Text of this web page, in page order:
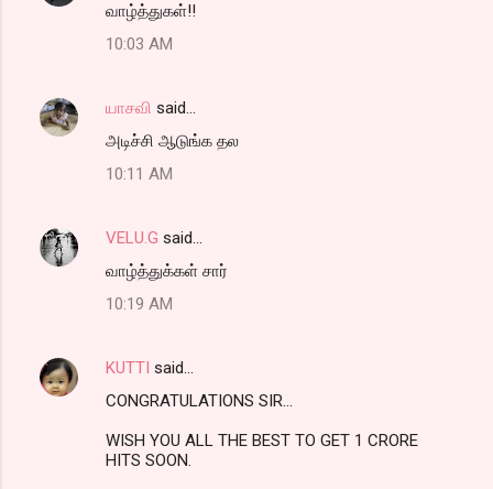
வாழ்த்துகள்!!
10:03 AM
யாசவி said…
அடிச்சி ஆடுங்க தல
10:11 AM
VELU.G said…
வாழ்த்துக்கள் சார்
10:19 AM
KUTTI said…
CONGRATULATIONS SIR...
WISH YOU ALL THE BEST TO GET 1 CRORE
HITS SOON.